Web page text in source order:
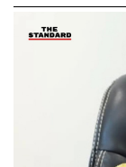
แบรนด์ได้ปรับตั
การบริการที่แต
หนึ่งแม่เหล็กสำ
กล่าวเพิ่มเ
แลนด์ แอนด์ ดีเ
พิจารณาศักยภา